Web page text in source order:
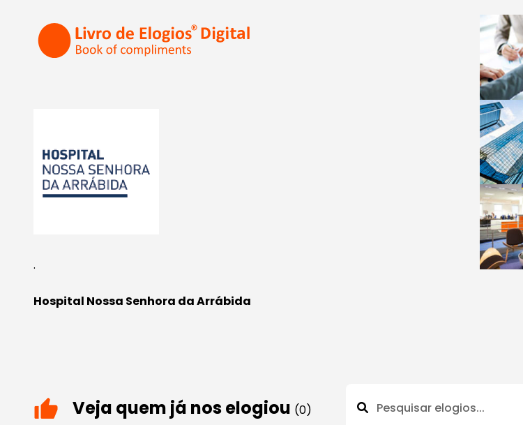
.
Hospital Nossa Senhora da Arrábida
Veja quem já nos elogiou (0)